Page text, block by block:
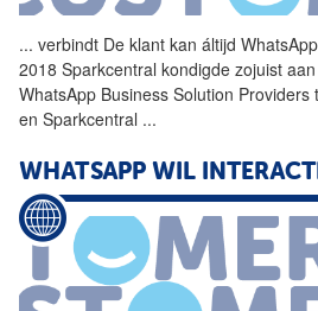
... verbindt De klant kan áltijd WhatsApp
2018 Sparkcentral kondigde zojuist
WhatsApp Business Solution Providers
en Sparkcentral ...
WHATSAPP WIL